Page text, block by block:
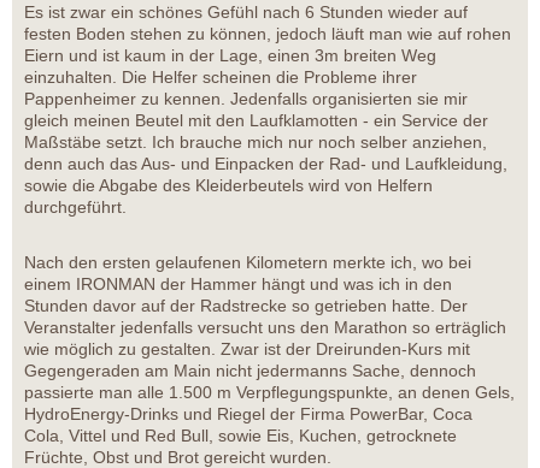
Es ist zwar ein schönes Gefühl nach 6 Stunden wieder auf
festen Boden stehen zu können, jedoch läuft man wie auf rohen
Eiern und ist kaum in der Lage, einen 3m breiten Weg
einzuhalten. Die Helfer scheinen die Probleme ihrer
Pappenheimer zu kennen. Jedenfalls organisierten sie mir
gleich meinen Beutel mit den Laufklamotten - ein Service der
Maßstäbe setzt. Ich brauche mich nur noch selber anziehen,
denn auch das Aus- und Einpacken der Rad- und Laufkleidung,
sowie die Abgabe des Kleiderbeutels wird von Helfern
durchgeführt.
Nach den ersten gelaufenen Kilometern merkte ich, wo bei
einem IRONMAN der Hammer hängt und was ich in den
Stunden davor auf der Radstrecke so getrieben hatte. Der
Veranstalter jedenfalls versucht uns den Marathon so erträglich
wie möglich zu gestalten. Zwar ist der Dreirunden-Kurs mit
Gegengeraden am Main nicht jedermanns Sache, dennoch
passierte man alle 1.500 m Verpflegungspunkte, an denen Gels,
HydroEnergy-Drinks und Riegel der Firma PowerBar, Coca
Cola, Vittel und Red Bull, sowie Eis, Kuchen, getrocknete
Früchte, Obst und Brot gereicht wurden.